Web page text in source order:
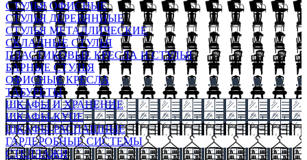
СТУЛЬЯ ОФИСНЫЕ
СТУЛЬЯ ДЕРЕВЯННЫЕ
СТУЛЬЯ МЕТАЛЛИЧЕСКИЕ
СКЛАДНЫЕ СТУЛЬЯ
ПЛАСТИКОВЫЕ КРЕСЛА И СТУЛЬЯ
БАРНЫЕ СТУЛЬЯ
ОФИСНЫЕ КРЕСЛА
ТАБУРЕТЫ
ШКАФЫ И ХРАНЕНИЕ
ШКАФЫ-КУПЕ
ШКАФЫ-РАСПАШНЫЕ
ГАРДЕРОБНЫЕ СИСТЕМЫ
СТЕЛЛАЖИ